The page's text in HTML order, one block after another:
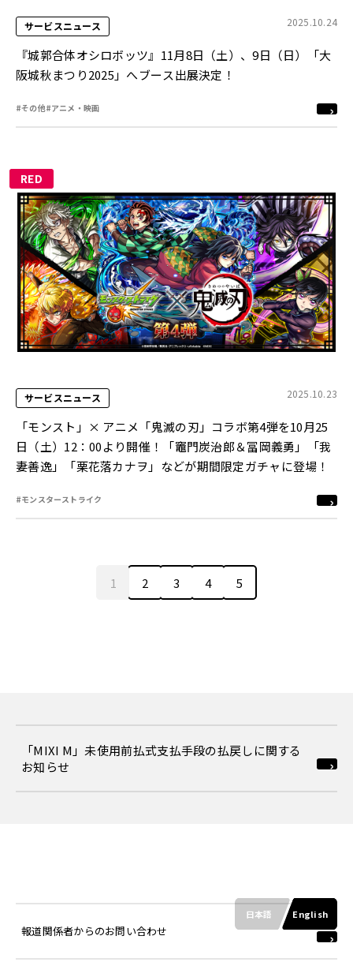
サービスニュース 2025.10.24
『城郭合体オシロボッツ』11月8日（土）、9日（日）「大
阪城秋まつり2025」へブース出展決定！
#その他#アニメ・映画
RED
サービスニュース 2025.10.23
「モンスト」× アニメ「鬼滅の刃」コラボ第4弾を10月25
日（土）12：00より開催！「竈門炭治郎＆冨岡義勇」「我
妻善逸」「栗花落カナヲ」などが期間限定ガチャに登場！
#モンスターストライク
1 2 3 4 5
「MIXI M」未使用前払式支払手段の払戻しに関する
お知らせ
報道関係者からのお問い合わせ
日本語 English